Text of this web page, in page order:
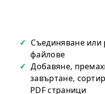
Съединяване или
файлове
Добавяне,
завъртане,
PDF страници